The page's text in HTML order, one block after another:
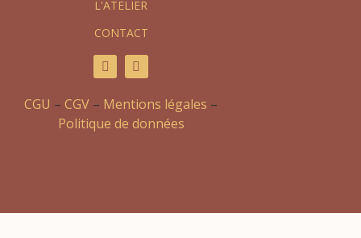
L'ATELIER
CONTACT
CGU – CGV – Mentions légales –
Politique de données